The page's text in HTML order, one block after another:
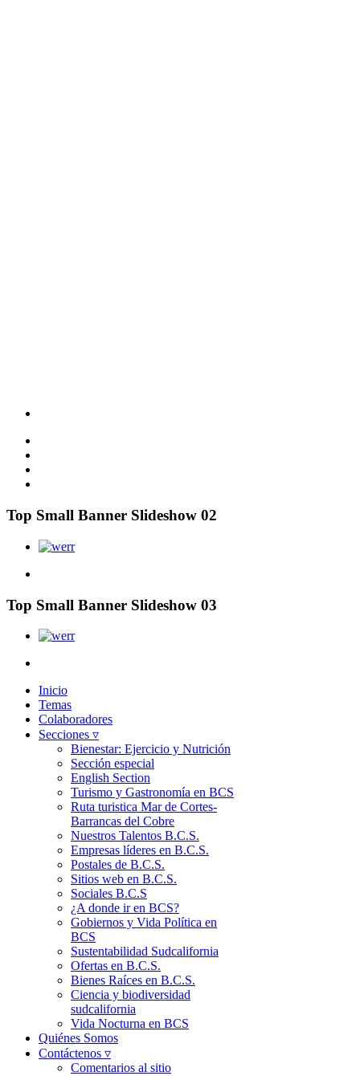
Top Small Banner Slideshow 02
Top Small Banner Slideshow 03
Inicio
Temas
Colaboradores
Secciones ▿
Bienestar: Ejercicio y Nutrición
Sección especial
English Section
Turismo y Gastronomía en BCS
Ruta turistica Mar de Cortes-
Barrancas del Cobre
Nuestros Talentos B.C.S.
Empresas líderes en B.C.S.
Postales de B.C.S.
Sitios web en B.C.S.
Sociales B.C.S
¿A donde ir en BCS?
Gobiernos y Vida Política en
BCS
Sustentabilidad Sudcalifornia
Ofertas en B.C.S.
Bienes Raíces en B.C.S.
Ciencia y biodiversidad
sudcalifornia
Vida Nocturna en BCS
Quiénes Somos
Contáctenos ▿
Comentarios al sitio